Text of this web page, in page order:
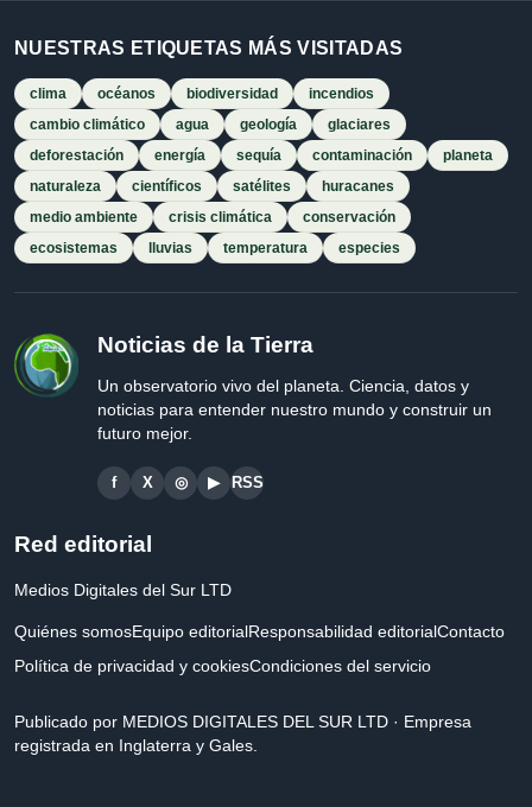
NUESTRAS ETIQUETAS MÁS VISITADAS
clima océanos biodiversidad
incendios
cambio climático
agua geología
glaciares
deforestación
energía sequía contaminación
planeta
naturaleza
científicos satélites
huracanes
medio ambiente
crisis climática
conservación
ecosistemas
lluvias temperatura especies
Noticias de la Tierra
Un observatorio vivo del planeta. Ciencia, datos y
noticias para entender nuestro mundo y construir un
futuro mejor.
f X ◎ ▶ RSS
Red editorial
Medios Digitales del Sur LTD
Quiénes somosEquipo editorialResponsabilidad editorialContacto
Política de privacidad y cookiesCondiciones del servicio
Publicado por MEDIOS DIGITALES DEL SUR LTD · Empresa
registrada en Inglaterra y Gales.